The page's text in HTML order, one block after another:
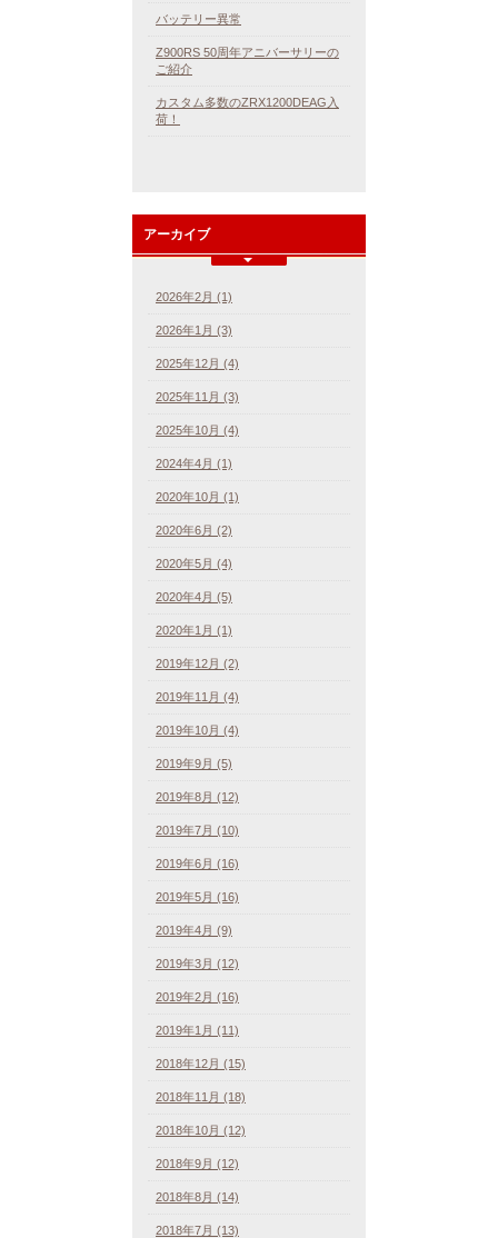
バッテリー異常
Z900RS 50周年アニバーサリーの
ご紹介
カスタム多数のZRX1200DEAG入
荷！
アーカイブ
2026年2月 (1)
2026年1月 (3)
2025年12月 (4)
2025年11月 (3)
2025年10月 (4)
2024年4月 (1)
2020年10月 (1)
2020年6月 (2)
2020年5月 (4)
2020年4月 (5)
2020年1月 (1)
2019年12月 (2)
2019年11月 (4)
2019年10月 (4)
2019年9月 (5)
2019年8月 (12)
2019年7月 (10)
2019年6月 (16)
2019年5月 (16)
2019年4月 (9)
2019年3月 (12)
2019年2月 (16)
2019年1月 (11)
2018年12月 (15)
2018年11月 (18)
2018年10月 (12)
2018年9月 (12)
2018年8月 (14)
2018年7月 (13)